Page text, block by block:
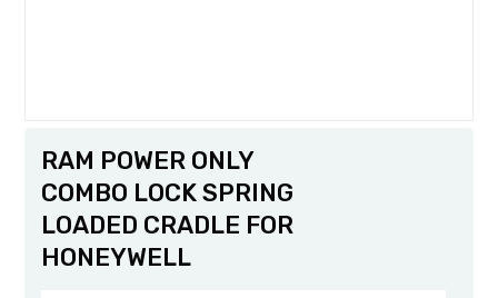
RAM POWER ONLY
COMBO LOCK SPRING
LOADED CRADLE FOR
HONEYWELL